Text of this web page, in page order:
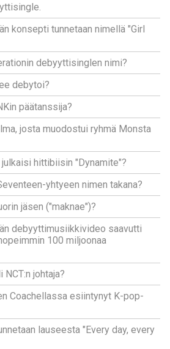
konsepti tunnetaan nimellä "Girl
debyyttisinglen nimi?
debytoi?
päätanssija?
josta muodostui ryhmä Monsta
hittibiisin "Dynamite"?
yhtyeen nimen takana?
jäsen ("maknae")?
debyyttimusiikkivideo saavutti
100 miljoonaa
NCT:n johtaja?
Coachellassa esiintynyt K-pop-
lauseesta "Every day, every